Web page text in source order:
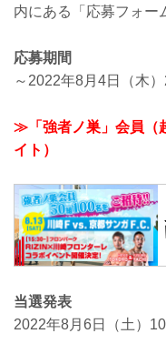
内にある「応募フォー
応募期間
～2022年8月4日（木
≫「強者ノ巣」会員（
イト）
当選発表
2022年8月6日（土）